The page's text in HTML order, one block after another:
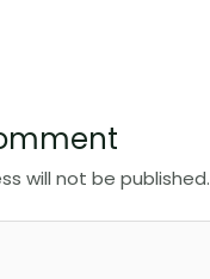
will not be published.